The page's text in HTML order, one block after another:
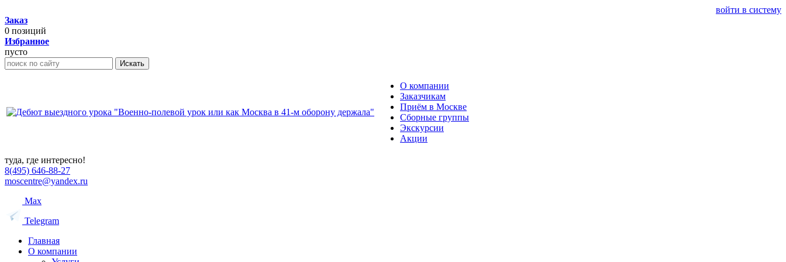
войти в систему
Заказ
0 позиций
Избранное
пусто
Искать
О компании
Заказчикам
Приём в Москве
Сборные группы
Экскурсии
Акции
туда, где интересно!
8(495) 646-88-27
moscentre@yandex.ru
Max
Telegram
Главная
О компании